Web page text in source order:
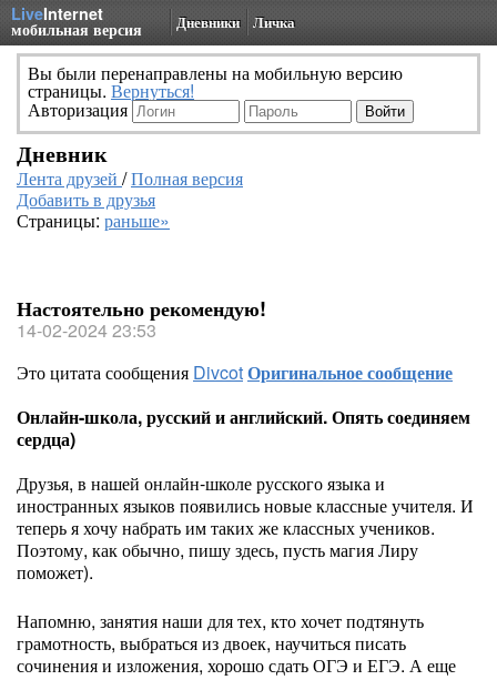
LiveInternet
мобильная версия Дневники Личка
Вы были перенаправлены на мобильную версию
страницы. Вернуться!
Авторизация
Дневник
Лента друзей /Полная версия
Добавить в друзья
Страницы: раньше»
Настоятельно рекомендую!
14-02-2024 23:53
Это цитата сообщения DivcotОригинальное сообщение
Онлайн-школа, русский и английский. Опять соединяем
сердца)
Друзья, в нашей онлайн-школе русского языка и
иностранных языков появились новые классные учителя. И
теперь я хочу набрать им таких же классных учеников.
Поэтому, как обычно, пишу здесь, пусть магия Лиру
поможет).
Напомню, занятия наши для тех, кто хочет подтянуть
грамотность, выбраться из двоек, научиться писать
сочинения и изложения, хорошо сдать ОГЭ и ЕГЭ. А еще